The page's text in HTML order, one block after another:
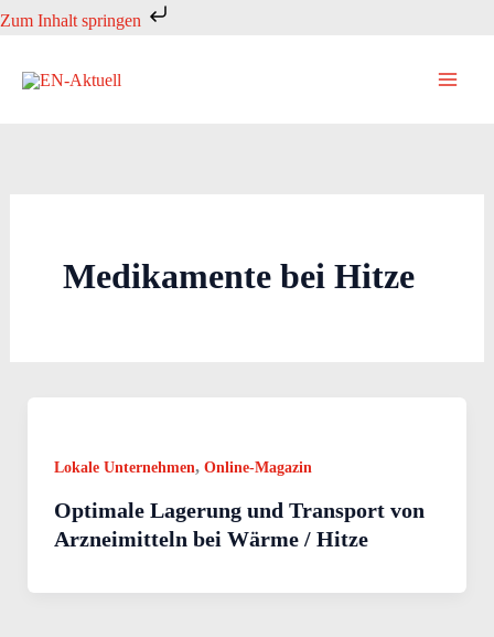
Zum Inhalt springen
Zum
springen
Medikamente bei Hitze
Lokale Unternehmen, Online-Magazin
Optimale Lagerung und Transport von
Arzneimitteln bei Wärme / Hitze